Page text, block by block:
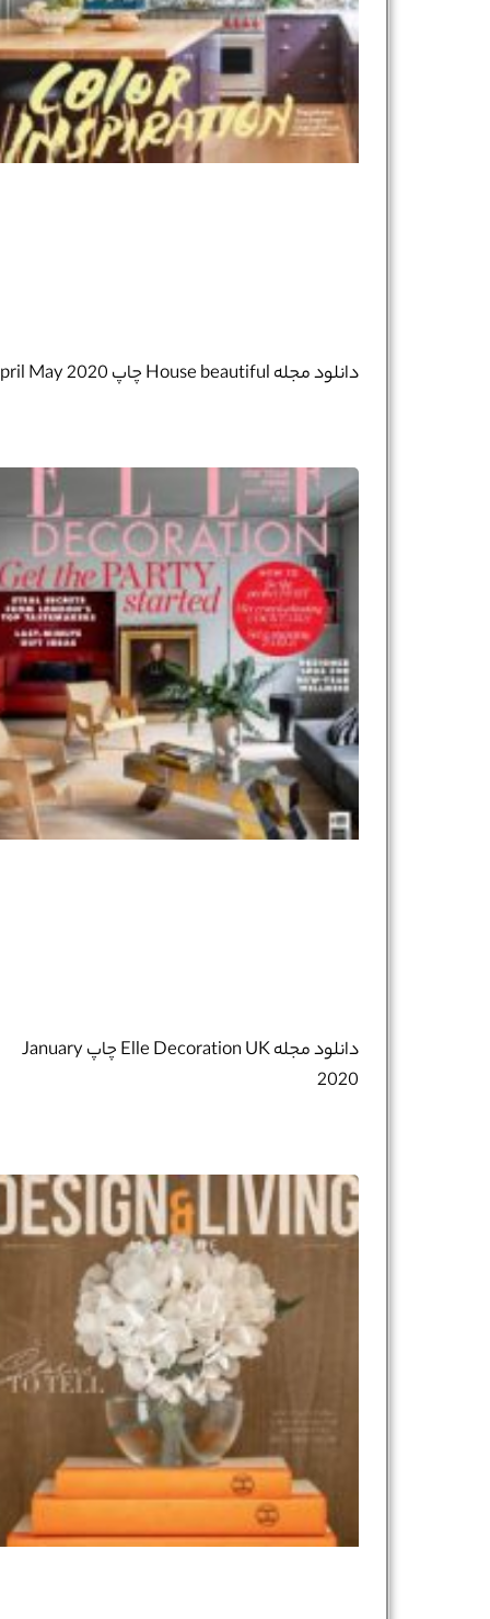
دانلود مجله House beautiful چاپ April May 2020
دانلود مجله Elle Decoration UK چاپ January
2020
نام و نام خانوادگی : *